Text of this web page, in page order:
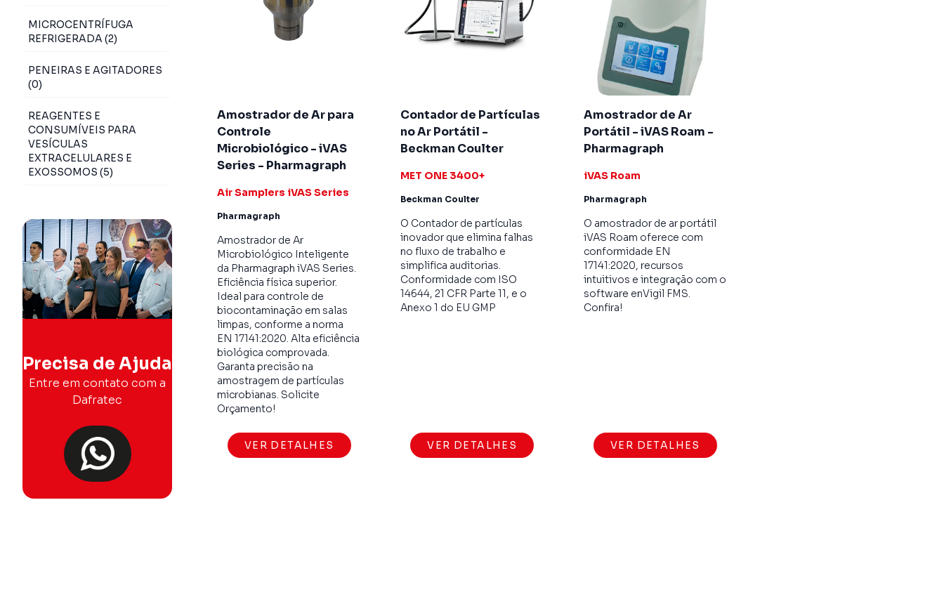
Amostrador de Ar para
Controle
Microbiológico - iVAS
Series - Pharmagraph
Air Samplers iVAS Series
Pharmagraph
Amostrador de Ar
Microbiológico Inteligente
da Pharmagraph iVAS Series.
Eficiência física superior.
Ideal para controle de
biocontaminação em salas
limpas, conforme a norma
EN 17141:2020. Alta eficiência
biológica comprovada.
Garanta precisão na
amostragem de partículas
microbianas. Solicite
Orçamento!
VER DETALHES
Contador de Partículas
no Ar Portátil -
Beckman Coulter
MET ONE 3400+
Beckman Coulter
O Contador de partículas
inovador que elimina falhas
no fluxo de trabalho e
simplifica auditorias.
Conformidade com ISO
14644, 21 CFR Parte 11, e o
Anexo 1 do EU GMP
VER DETALHES
Amostrador de Ar
Portátil - iVAS Roam -
Pharmagraph
iVAS Roam
Pharmagraph
O amostrador de ar portátil
iVAS Roam oferece com
conformidade EN
17141:2020, recursos
intuitivos e integração com o
software enVigil FMS.
Confira!
VER DETALHES
MICROCENTRÍFUGA
REFRIGERADA (2)
PENEIRAS E AGITADORES
(0)
REAGENTES E
CONSUMÍVEIS PARA
VESÍCULAS
EXTRACELULARES E
EXOSSOMOS (5)
Precisa de Ajuda
Entre em contato com a
Dafratec